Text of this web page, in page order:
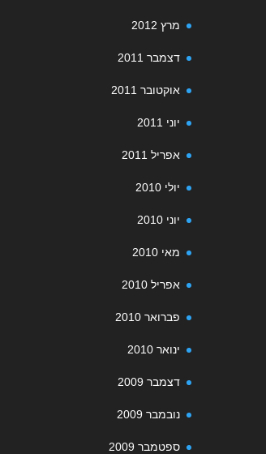
מרץ 2012
דצמבר 2011
אוקטובר 2011
יוני 2011
אפריל 2011
יולי 2010
יוני 2010
מאי 2010
אפריל 2010
פברואר 2010
ינואר 2010
דצמבר 2009
נובמבר 2009
ספטמבר 2009